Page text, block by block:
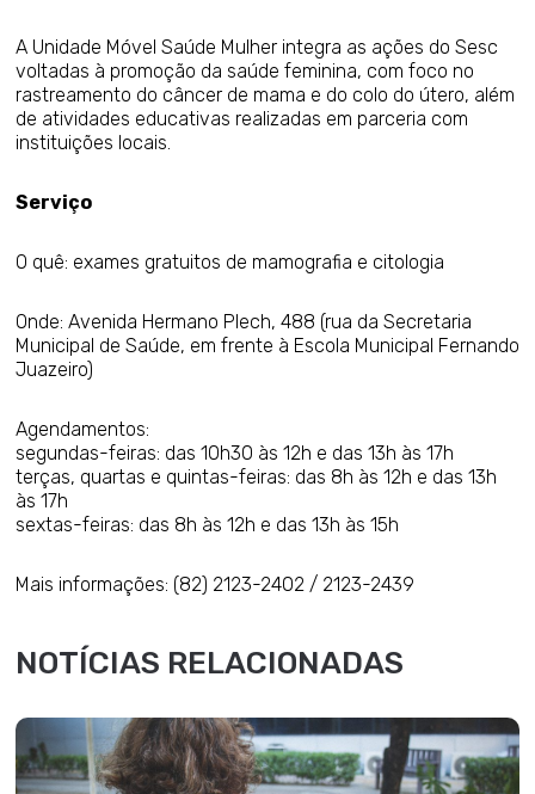
A Unidade Móvel Saúde Mulher integra as ações do Sesc
voltadas à promoção da saúde feminina, com foco no
rastreamento do câncer de mama e do colo do útero, além
de atividades educativas realizadas em parceria com
instituições locais.
Serviço
O quê: exames gratuitos de mamografia e citologia
Onde: Avenida Hermano Plech, 488 (rua da Secretaria
Municipal de Saúde, em frente à Escola Municipal Fernando
Juazeiro)
Agendamentos:
segundas-feiras: das 10h30 às 12h e das 13h às 17h
terças, quartas e quintas-feiras: das 8h às 12h e das 13h
às 17h
sextas-feiras: das 8h às 12h e das 13h às 15h
Mais informações: (82) 2123-2402 / 2123-2439
NOTÍCIAS RELACIONADAS